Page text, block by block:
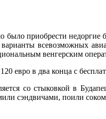
было приобрести недоргие
варианты всевозможных
венгерским
евро в два конца с
со стыковкой в
сэндвичами, поили